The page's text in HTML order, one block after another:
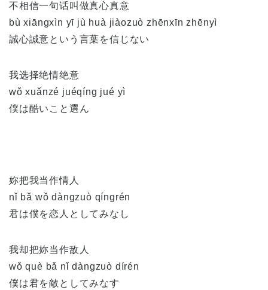
不相信一句话叫做真心真意
bù xiāngxìn yī jù huà jiàozuò zhēnxīn zhēnyì
誠心誠意という言葉を信じない
我选择绝情绝意
wǒ xuǎnzé juéqíng jué yì
僕は酷いこと選ん
妳把我当作情人
nǐ bǎ wǒ dàngzuò qíngrén
君は僕を恋人としてみなし
我却把妳当作敌人
wǒ què bǎ nǐ dàngzuò dírén
僕は君を敵としてみなす